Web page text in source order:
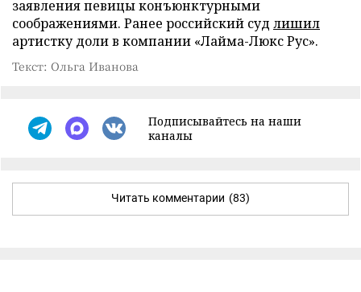
заявления певицы конъюнктурными
соображениями. Ранее российский суд лишил
артистку доли в компании «Лайма-Люкс Рус».
Текст: Ольга Иванова
Подписывайтесь на наши
каналы
Читать комментарии (83)